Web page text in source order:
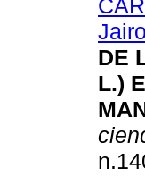
Jairo
DE
L.)